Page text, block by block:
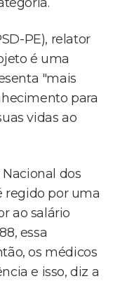
PE), relator
é uma
"mais
para
vidas ao
dos
regido por uma
ao salário
essa
os médicos
e isso, diz a